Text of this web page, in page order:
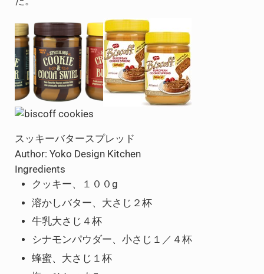
スッキーバタースプレッド
Author: Yoko Design Kitchen
Ingredients
クッキー、１００g
溶かしバター、大さじ２杯
牛乳大さじ４杯
シナモンパウダー、小さじ１／４杯
蜂蜜、大さじ１杯